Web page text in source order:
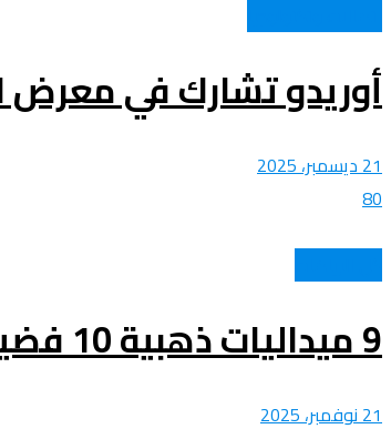
أوريدو تشارك في معرض
21 ديسمبر، 2025
80
9 ميداليات ذهبية 10 فضية و5 برونزية.. تكريم المنتخب الوطني الجزائري للفوفينام
21 نوفمبر، 2025